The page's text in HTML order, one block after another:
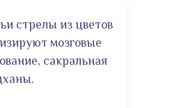
стрелы из цветов
мозговые
сакральная